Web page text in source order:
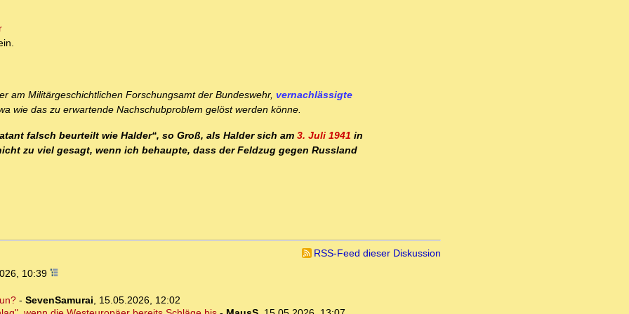
am Militärgeschichtlichen Forschungsamt der Bundeswehr, vernachlässigte
wie das zu erwartende Nachschubproblem gelöst werden könne.
falsch beurteilt wie Halder“, so Groß, als Halder sich am 3. Juli 1941 in
zu viel gesagt, wenn ich behaupte, dass der Feldzug gegen Russland
RSS-Feed dieser Diskussion
10:39
- SevenSamurai, 15.05.2026, 12:02